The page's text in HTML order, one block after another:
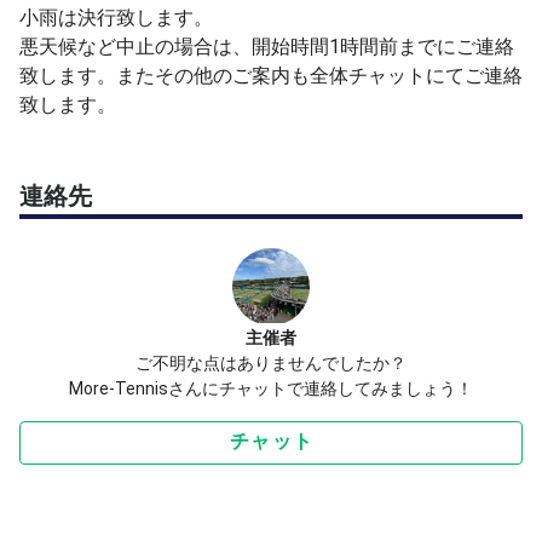
小雨は決行致します。
悪天候など中止の場合は、開始時間1時間前までにご連絡
致します。またその他のご案内も全体チャットにてご連絡
致します。
連絡先
主催者
ご不明な点はありませんでしたか？
More-Tennisさんにチャットで連絡してみましょう！
チャット